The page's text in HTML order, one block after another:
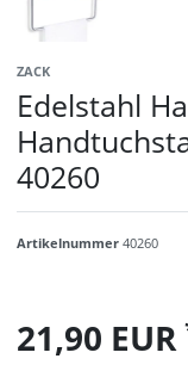
ZACK
Edelstahl
40260
Artikelnummer 40260
21,90 EUR